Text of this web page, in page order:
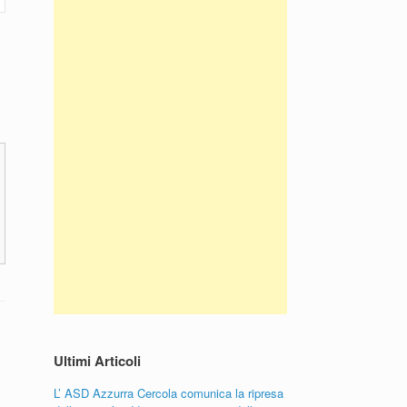
Ultimi Articoli
L’ ASD Azzurra Cercola comunica la ripresa